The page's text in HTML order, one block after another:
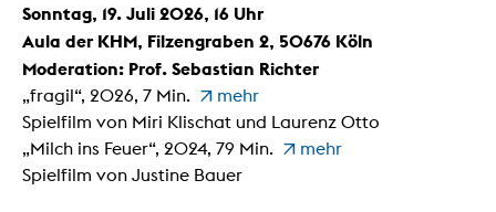
Sonntag, 19. Juli 2026, 16 Uhr
Aula der KHM, Filzengraben 2, 50676 Köln
Moderation: Prof. Sebastian Richter
„fragil“, 2026, 7 Min.
mehr
Spielfilm von Miri Klischat und Laurenz Otto
„Milch ins Feuer“, 2024, 79 Min.
mehr
Spielfilm von Justine Bauer